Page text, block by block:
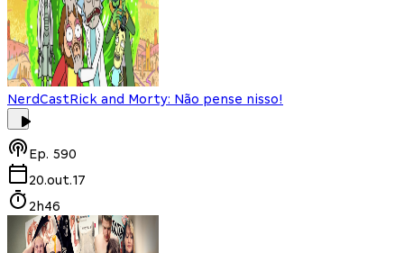
NerdCastRick and Morty: Não pense nisso!
Ep. 590
20.out.17
2h46